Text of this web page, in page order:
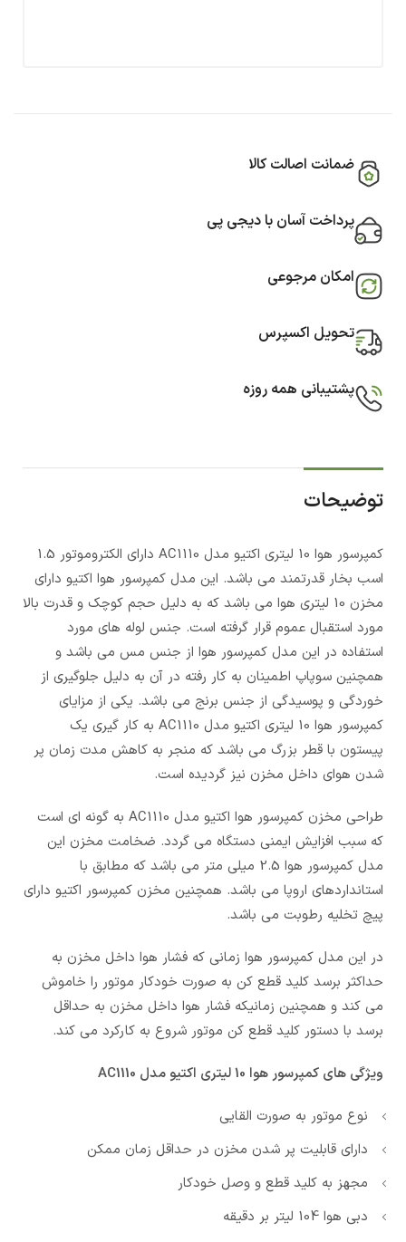
ضمانت اصالت کالا
پرداخت آسان با دیجی پی
امکان مرجوعی
تحویل اکسپرس
پشتیبانی همه روزه
توضیحات
کمپرسور هوا 10 لیتری اکتیو مدل AC1110 دارای الکتروموتور 1.5
اسب بخار قدرتمند می باشد. این مدل کمپرسور هوا اکتیو دارای
مخزن 10 لیتری هوا می باشد که به دلیل حجم کوچک و قدرت بالا
مورد استقبال عموم قرار گرفته است. جنس لوله های مورد
استفاده در این مدل کمپرسور هوا از جنس مس می باشد و
همچنین سوپاپ اطمینان به کار رفته در آن به دلیل جلوگیری از
خوردگی و پوسیدگی از جنس برنج می باشد. یکی از مزایای
کمپرسور هوا 10 لیتری اکتیو مدل AC1110 به کار گیری یک
پیستون با قطر بزرگ می باشد که منجر به کاهش مدت زمان پر
شدن هوای داخل مخزن نیز گردیده است.
طراحی مخزن کمپرسور هوا اکتیو مدل AC1110 به گونه ای است
که سبب افزایش ایمنی دستگاه می گردد. ضخامت مخزن این
مدل کمپرسور هوا 2.5 میلی متر می باشد که مطابق با
استانداردهای اروپا می باشد. همچنین مخزن کمپرسور اکتیو دارای
پیچ تخلیه رطوبت می باشد.
در این مدل کمپرسور هوا زمانی که فشار هوا داخل مخزن به
حداکثر برسد کلید قطع کن به صورت خودکار موتور را خاموش
می کند و همچنین زمانیکه فشار هوا داخل مخزن به حداقل
برسد با دستور کلید قطع کن موتور شروع به کارکرد می کند.
ویژگی های کمپرسور هوا 10 لیتری اکتیو مدل AC1110
نوع موتور به صورت القایی
دارای قابلیت پر شدن مخزن در حداقل زمان ممکن
مجهز به کلید قطع و وصل خودکار
دبی هوا 104 لیتر بر دقیقه